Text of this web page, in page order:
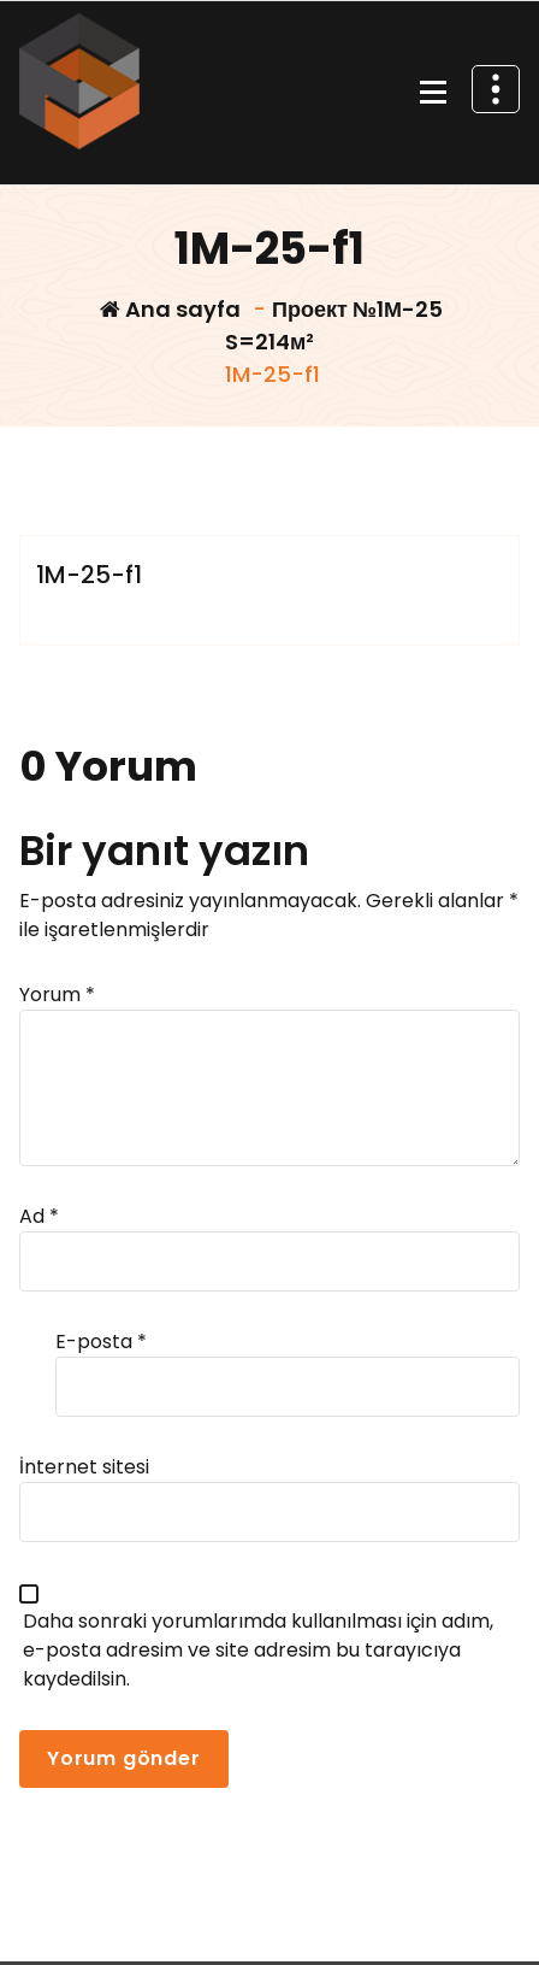
geç
1M-25-f1
Ana sayfa - Проект №1М-25
S=214м²
1M-25-f1
1M-25-f1
0 Yorum
Bir yanıt yazın
E-posta adresiniz yayınlanmayacak. Gerekli alanlar *
ile işaretlenmişlerdir
Yorum *
Ad *
E-posta *
İnternet sitesi
Daha sonraki yorumlarımda kullanılması için adım,
e-posta adresim ve site adresim bu tarayıcıya
kaydedilsin.
Alternative: